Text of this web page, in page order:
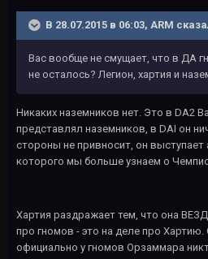
В 28.07.2015 в 06:03, ARM
Вас вообще не смущает, что в ДА
не осталось? Легион, хартия и
Никаких наземников нет. Это в DA2
представлял наземников, в DAI он
стороны не привносит, он выступает
которого мы больше узнаем о
Хартия раздражает тем, что она
про гномов - это на деле про
официально у гномов Орзаммара